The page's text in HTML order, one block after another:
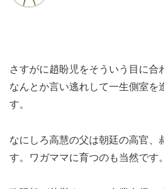
さすがに趙盼児をそういう目に合
なんとか言い逃れして一生側室を
す。
なにしろ高慧の父は朝廷の高官、
す。ワガママに育つのも当然です。